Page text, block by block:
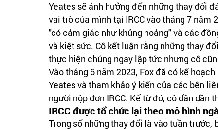
Yeates sẽ ảnh hưởng đến những thay đổi
vai trò của mình tại IRCC vào tháng 7
"có cảm giác như khủng hoảng" và các
và kiệt sức. Cô kết luận rằng những thay
thực hiện chúng ngay lập tức nhưng cô
Vào tháng 6 năm 2023, Fox đã có kế
Yeates và tham khảo ý kiến ​​​​của các bên
người nộp đơn IRCC. Kể từ đó, cô dần dần
IRCC được tổ chức lại theo mô hình
Trong số những thay đổi là vào tuần